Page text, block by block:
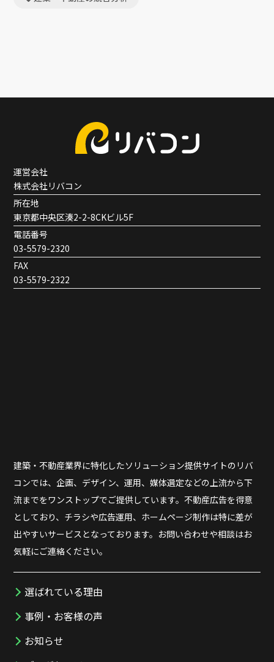
運営会社
株式会社リバコン
所在地
東京都中央区湊2-2-8CKビル5F
電話番号
03-5579-2320
FAX
03-5579-2322
建築・不動産業界に特化したソリューション提供サイトのリバ
コンでは、企画、デザイン、運用、媒体選定などの上流から下
流までをワンストップでご提供しています。不動産広告を得意
としており、チラシや広告運用、ホームページ制作は特に差が
出やすいサービスとなっております。お問い合わせや相談はお
気軽にご連絡ください。
選ばれている理由
事例・お客様の声
お知らせ